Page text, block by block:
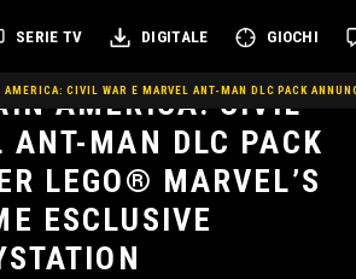
SERIE TV DIGITALE GIOCHI
AMERICA: CIVIL WAR E MARVEL ANT-MAN DLC PACK
AMERICA: CIVIL
ANT-MAN DLC PACK
LEGO® MARVEL’S
ESCLUSIVE